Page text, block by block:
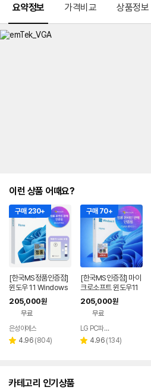
요약정보 가격비교 상품정보
이런 상품 어때요?
구매 230+
[한국MS정품인증점]
윈도우 11 Windows
Home FPP 처음사용
자용 USB 영구 버전
제품키 + EZPDF 번들
합본팩
205,000원
무료
페이
은성이에스
별 4.96 리
(804)
구매 70+
[한국MS인증점] 마이
크로소프트 윈도우11
홈 Windows Home
FPP 처음사용자용 한
글 USB포함
205,000원
무료
페이
LG PC파트너 해오름
별 4.96 리
(134)
카테고리 인기상품